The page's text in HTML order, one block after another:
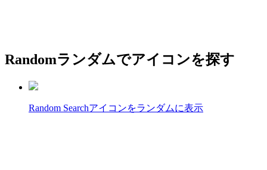
Randomランダムでアイコンを探す
Random Searchアイコンをランダムに表示